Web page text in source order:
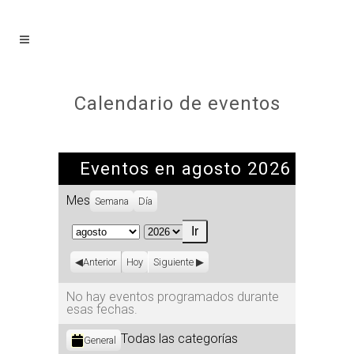
Calendario de eventos
Eventos en agosto 2026
Mes Semana Día
Mes
Año
Anterior Hoy Siguiente
No hay eventos programados durante
esas fechas.
Categorías
General Todas las categorías